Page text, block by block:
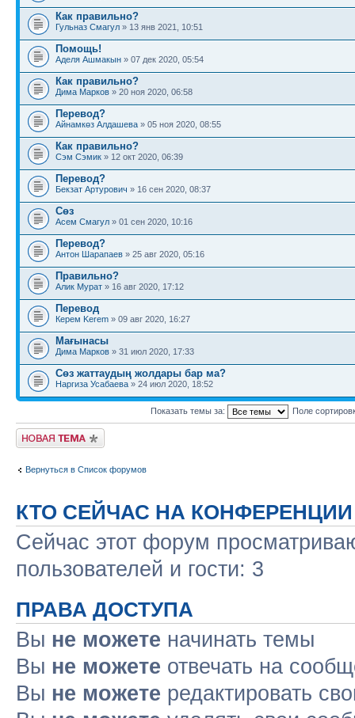
Как правильно?
Гульназ Смагул » 13 янв 2021, 10:51
Помощь!
Аделя Ашмакын » 07 дек 2020, 05:54
Как правильно?
Дима Марков » 20 ноя 2020, 06:58
Перевод?
Айнамкөз Алдашева » 05 ноя 2020, 08:55
Как правильно?
Сэм Сэмик » 12 окт 2020, 06:39
Перевод?
Бекзат Артурович » 16 сен 2020, 08:37
Сөз
Асем Смагул » 01 сен 2020, 10:16
Перевод?
Антон Шарапаев » 25 авг 2020, 05:16
Правильно?
Алик Мурат » 16 авг 2020, 17:12
Перевод
Керем Kerem » 09 авг 2020, 16:27
Мағынасы
Дима Марков » 31 июл 2020, 17:33
Сөз жаттаудың жолдары бар ма?
Наргиза Усабаева » 24 июл 2020, 18:52
Показать темы за: Поле
Новая тема
Вернуться в Список форумов
КТО СЕЙЧАС НА КОНФЕРЕНЦИИ
Сейчас этот форум
пользователей и гости: 3
ПРАВА ДОСТУПА
Вы не можете начинать темы
Вы не можете отвечать на
Вы не можете редактировать